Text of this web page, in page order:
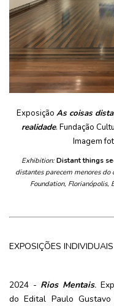
Exposição As coisas
realidade. Fundação
Imagem
Exhibition: Distant things
distantes parecem menores do
Foundation, Florianópolis,
EXPOSIÇÕES INDIVIDUAIS
2024 - Rios Mentais.
do Edital Paulo